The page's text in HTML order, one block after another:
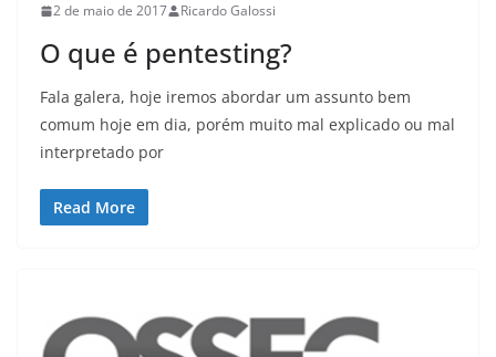
2 de maio de 2017 Ricardo Galossi
O que é pentesting?
Fala galera, hoje iremos abordar um assunto bem
comum hoje em dia, porém muito mal explicado ou mal
interpretado por
Read More